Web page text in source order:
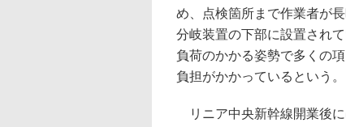
め、点検箇所まで作業者が
分岐装置の下部に設置され
負荷のかかる姿勢で多くの
負担がかかっているという。
リニア中央新幹線開業後